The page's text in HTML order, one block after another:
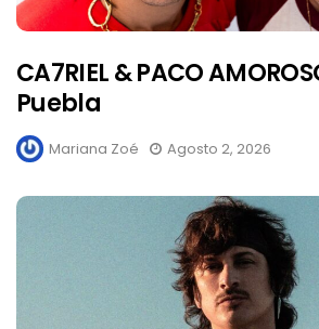
CA7RIEL & PACO
Puebla
Mariana Zoé Agosto 2, 2026